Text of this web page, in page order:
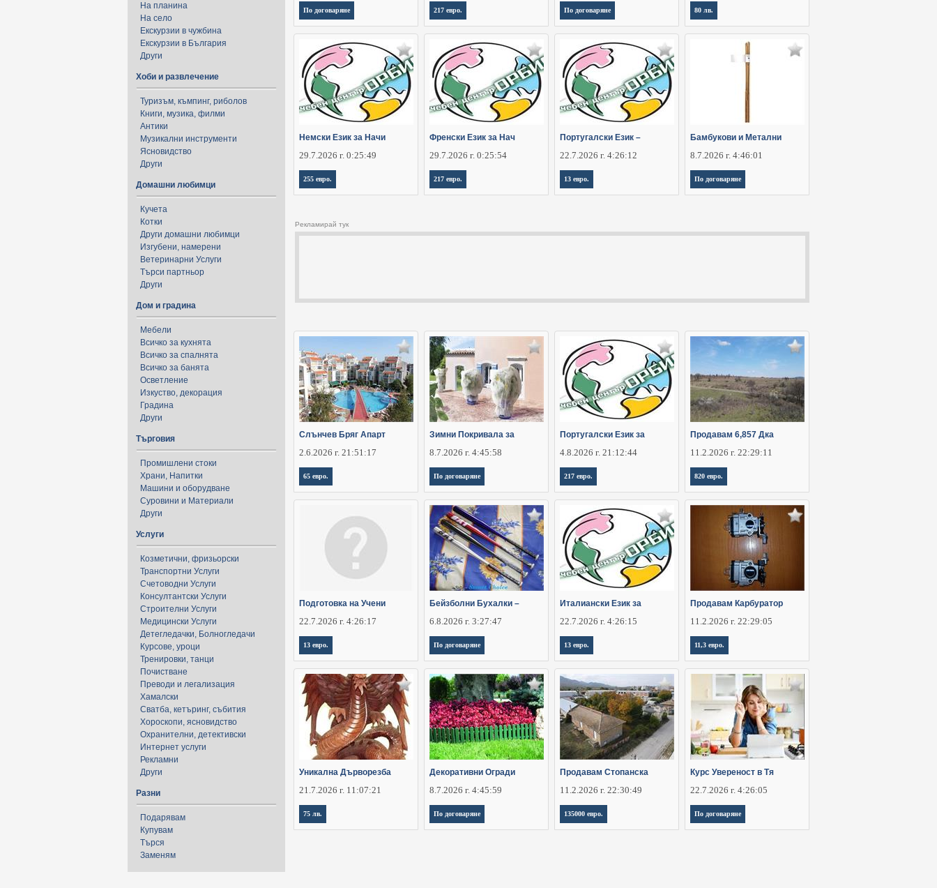
На планина
На село
Екскурзии в чужбина
Екскурзии в България
Други
Хоби и развлечение
Туризъм, къмпинг, риболов
Книги, музика, филми
Антики
Музикални инструменти
Ясновидство
Други
Домашни любимци
Кучета
Котки
Други домашни любимци
Изгубени, намерени
Ветеринарни Услуги
Търси партньор
Други
Дом и градина
Мебели
Всичко за кухнята
Всичко за спалнята
Всичко за банята
Осветление
Изкуство, декорация
Градина
Други
Търговия
Промишлени стоки
Храни, Напитки
Машини и оборудване
Суровини и Материали
Други
Услуги
Козметични, фризьорски
Транспортни Услуги
Счетоводни Услуги
Консултантски Услуги
Строителни Услуги
Медицински Услуги
Детегледачки, Болногледачи
Курсове, уроци
Тренировки, танци
Почистване
Преводи и легализация
Хамалски
Сватба, кетъринг, събития
Хороскопи, ясновидство
Охранителни, детективски
Интернет услуги
Рекламни
Други
Разни
Подарявам
Купувам
Търся
Заменям
По договаряне 217 евро. По договаряне 80 лв.
Немски Език за Начи
29.7.2026 г. 0:25:49
255 евро.
Френски Език за Нач
29.7.2026 г. 0:25:54
217 евро.
Португалски Език –
22.7.2026 г. 4:26:12
13 евро.
Бамбукови и Метални
8.7.2026 г. 4:46:01
По договаряне
Рекламирай тук
Слънчев Бряг Апарт
2.6.2026 г. 21:51:17
65 евро.
Зимни Покривала за
8.7.2026 г. 4:45:58
По договаряне
Португалски Език за
4.8.2026 г. 21:12:44
217 евро.
Продавам 6,857 Дка
11.2.2026 г. 22:29:11
820 евро.
Подготовка на Учени
22.7.2026 г. 4:26:17
13 евро.
Бейзболни Бухалки –
6.8.2026 г. 3:27:47
По договаряне
Италиански Език за
22.7.2026 г. 4:26:15
13 евро.
Продавам Карбуратор
11.2.2026 г. 22:29:05
11,3 евро.
Уникална Дърворезба
21.7.2026 г. 11:07:21
75 лв.
Декоративни Огради
8.7.2026 г. 4:45:59
По договаряне
Продавам Стопанска
11.2.2026 г. 22:30:49
135000 евро.
Курс Увереност в Тя
22.7.2026 г. 4:26:05
По договаряне